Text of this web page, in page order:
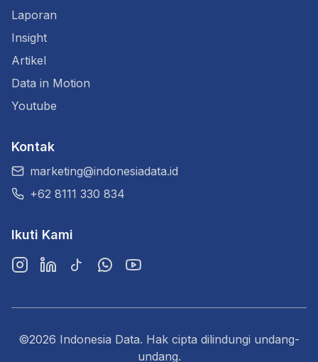
Laporan
Insight
Artikel
Data in Motion
Youtube
Kontak
marketing@indonesiadata.id
+62 8111 330 834
Ikuti Kami
InstagramLinkedInTikTokWhatsAppYouTube
©2026 Indonesia Data. Hak cipta dilindungi undang-
undang.